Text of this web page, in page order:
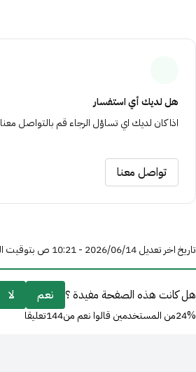
ﻫﻞ ﻟﺪﻳﻚ أي اﺳﺘﻔﺴﺎر
اذا ﻛﺎن ﻟﺪﻳﻚ اي ﺗﺴﺎؤل اﻟﺮﺟﺎء ﻗﻢ ﺑﺎﻟﺘﻮاﺻﻞ ﻣﻌﻨﺎ
تواصل معنا
تاريخ اخر تعديل 14‏/06‏/2026 - 10:21 ص بتوقيت السعودية
هل كانت هذه الصفحة مفيدة ؟ نعم لا
24%من المستخدمين قالوا نعم من144تعليقا